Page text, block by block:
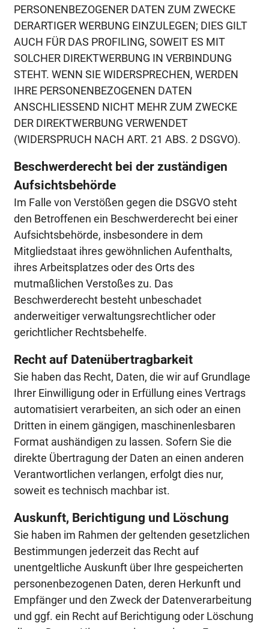
PERSONENBEZOGENER DATEN ZUM ZWECKE
DERARTIGER WERBUNG EINZULEGEN; DIES GILT
AUCH FÜR DAS PROFILING, SOWEIT ES MIT
SOLCHER DIREKTWERBUNG IN VERBINDUNG
STEHT. WENN SIE WIDERSPRECHEN, WERDEN
IHRE PERSONENBEZOGENEN DATEN
ANSCHLIESSEND NICHT MEHR ZUM ZWECKE
DER DIREKTWERBUNG VERWENDET
(WIDERSPRUCH NACH ART. 21 ABS. 2 DSGVO).
Beschwerde­recht bei der zuständigen
Aufsichts­behörde
Im Falle von Verstößen gegen die DSGVO steht
den Betroffenen ein Beschwerderecht bei einer
Aufsichtsbehörde, insbesondere in dem
Mitgliedstaat ihres gewöhnlichen Aufenthalts,
ihres Arbeitsplatzes oder des Orts des
mutmaßlichen Verstoßes zu. Das
Beschwerderecht besteht unbeschadet
anderweitiger verwaltungsrechtlicher oder
gerichtlicher Rechtsbehelfe.
Recht auf Daten­übertrag­barkeit
Sie haben das Recht, Daten, die wir auf Grundlage
Ihrer Einwilligung oder in Erfüllung eines Vertrags
automatisiert verarbeiten, an sich oder an einen
Dritten in einem gängigen, maschinenlesbaren
Format aushändigen zu lassen. Sofern Sie die
direkte Übertragung der Daten an einen anderen
Verantwortlichen verlangen, erfolgt dies nur,
soweit es technisch machbar ist.
Auskunft, Berichtigung und Löschung
Sie haben im Rahmen der geltenden gesetzlichen
Bestimmungen jederzeit das Recht auf
unentgeltliche Auskunft über Ihre gespeicherten
personenbezogenen Daten, deren Herkunft und
Empfänger und den Zweck der Datenverarbeitung
und ggf. ein Recht auf Berichtigung oder Löschung